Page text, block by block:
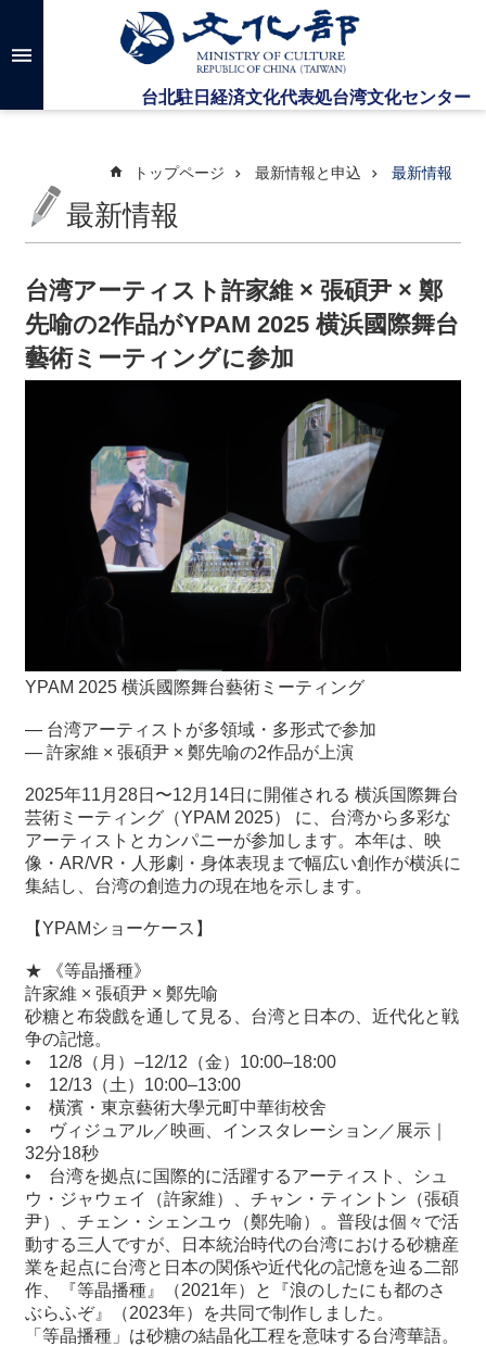
メインのコンテンツブロックにジャンプします
高
検
台
文
化
セ
ン
タ
込
過
去
事
台
湾
関
連
リ
ン
ホ
ー
ム
サ
イ
ト
マ
ッ
トップページ 最新情報と申込 最新情報
最新情報
台湾アーティスト許家維 × 張碩尹 × 鄭
先喻の2作品がYPAM 2025 横浜國際舞台
藝術ミーティングに参加
YPAM 2025 横浜國際舞台藝術ミーティング
— 台湾アーティストが多領域・多形式で参加
— 許家維 × 張碩尹 × 鄭先喻の2作品が上演
2025年11月28日〜12月14日に開催される 横浜国際舞台
芸術ミーティング（YPAM 2025） に、台湾から多彩な
アーティストとカンパニーが参加します。本年は、映
像・AR/VR・人形劇・身体表現まで幅広い創作が横浜に
集結し、台湾の創造力の現在地を示します。
【YPAMショーケース】
★ 《等晶播種》
許家維 × 張碩尹 × 鄭先喻
砂糖と布袋戲を通して見る、台湾と日本の、近代化と戦
争の記憶。
•
12/8（月）–12/12（金）10:00–18:00
•
12/13（土）10:00–13:00
•
橫濱・東京藝術大學元町中華街校舍
•
ヴィジュアル／映画、インスタレーション／展示｜
32分18秒
•
台湾を拠点に国際的に活躍するアーティスト、シュ
ウ・ジャウェイ（許家維）、チャン・ティントン（張碩
尹）、チェン・シェンユゥ（鄭先喻）。普段は個々で活
動する三人ですが、日本統治時代の台湾における砂糖産
業を起点に台湾と日本の関係や近代化の記憶を辿る二部
作、『等晶播種』（2021年）と『浪のしたにも都のさ
ぶらふぞ』（2023年）を共同で制作しました。
「等晶播種」は砂糖の結晶化工程を意味する台湾華語。